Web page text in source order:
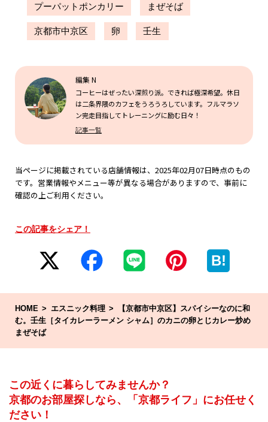
プーパットポンカリー まぜそば
京都市中京区 卵 壬生
編集 N
コーヒーはぜったい深煎り派。できれば極深希望。休日
は二条界隈のカフェをうろうろしています。フルマラソ
ン完走目指してトレーニングに励む日々！
記事一覧
当ページに掲載されている店舗情報は、2025年02月07日時点のもの
です。営業情報やメニュー等が異なる場合がありますので、事前に
確認の上ご利用ください。
この記事をシェア！
B!
HOME エスニック料理
【京都市中京区】スパイシーなのに和
む。壬生［タイカレーラーメン シャム］のカニの卵とじカレー炒め
まぜそば
この近くに暮らしてみませんか？
京都のお部屋探しなら、「京都ライフ」にお任せく
ださい！